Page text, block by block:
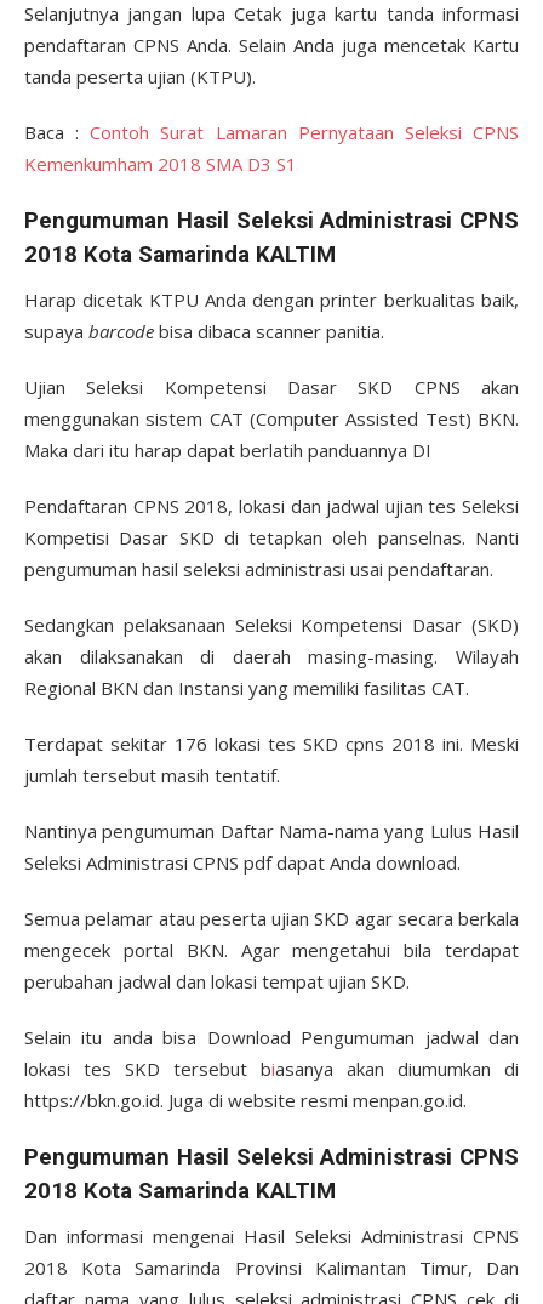
Selanjutnya jangan lupa Cetak juga kartu tanda informasi
pendaftaran CPNS Anda. Selain Anda juga mencetak Kartu
tanda peserta ujian (KTPU).
Baca :Contoh Surat Lamaran Pernyataan Seleksi CPNS
Kemenkumham 2018 SMA D3 S1
Pengumuman Hasil Seleksi Administrasi CPNS
2018 Kota Samarinda KALTIM
Harap dicetak KTPU Anda dengan printer berkualitas baik,
supaya barcode bisa dibaca scanner panitia.
Ujian Seleksi Kompetensi Dasar SKD CPNS akan
menggunakan sistem CAT (Computer Assisted Test) BKN.
Maka dari itu harap dapat berlatih panduannya DI
Pendaftaran CPNS 2018, lokasi dan jadwal ujian tes Seleksi
Kompetisi Dasar SKD di tetapkan oleh panselnas. Nanti
pengumuman hasil seleksi administrasi usai pendaftaran.
Sedangkan pelaksanaan Seleksi Kompetensi Dasar (SKD)
akan dilaksanakan di daerah masing-masing. Wilayah
Regional BKN dan Instansi yang memiliki fasilitas CAT.
Terdapat sekitar 176 lokasi tes SKD cpns 2018 ini. Meski
jumlah tersebut masih tentatif.
Nantinya pengumuman Daftar Nama-nama yang Lulus Hasil
Seleksi Administrasi CPNS pdf dapat Anda download.
Semua pelamar atau peserta ujian SKD agar secara berkala
mengecek portal BKN. Agar mengetahui bila terdapat
perubahan jadwal dan lokasi tempat ujian SKD.
Selain itu anda bisa Download Pengumuman jadwal dan
lokasi tes SKD tersebut biasanya akan diumumkan di
https://bkn.go.id. Juga di website resmi menpan.go.id.
Pengumuman Hasil Seleksi Administrasi CPNS
2018 Kota Samarinda KALTIM
Dan informasi mengenai Hasil Seleksi Administrasi CPNS
2018 Kota Samarinda Provinsi Kalimantan Timur, Dan
daftar nama yang lulus seleksi administrasi CPNS cek di